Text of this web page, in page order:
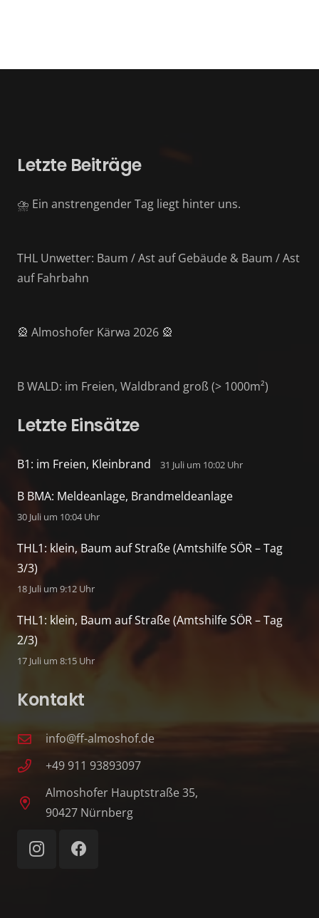
Letzte Beiträge
⛈️ Ein anstrengender Tag liegt hinter uns.
THL Unwetter: Baum / Ast auf Gebäude & Baum / Ast
auf Fahrbahn
🎡 Almoshofer Kärwa 2026 🎡
B WALD: im Freien, Waldbrand groß (> 1000m²)
Letzte Einsätze
B1: im Freien, Kleinbrand 31 Juli um 10:02 Uhr
B BMA: Meldeanlage, Brandmeldeanlage
30 Juli um 10:04 Uhr
THL1: klein, Baum auf Straße (Amtshilfe SÖR – Tag
3/3)
18 Juli um 9:12 Uhr
THL1: klein, Baum auf Straße (Amtshilfe SÖR – Tag
2/3)
17 Juli um 8:15 Uhr
Kontakt
info@ff-almoshof.de
+49 911 93893097
Almoshofer Hauptstraße 35,
90427 Nürnberg